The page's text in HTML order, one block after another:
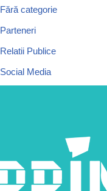
Fără categorie
Parteneri
Relatii Publice
Social Media